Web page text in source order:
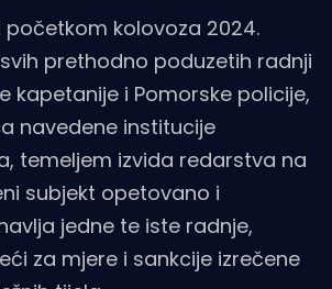
početkom kolovoza 2024.
prethodno poduzetih radnji
kapetanije i Pomorske policije,
navedene institucije
temeljem izvida redarstva na
subjekt opetovano i
jedne te iste radnje,
za mjere i sankcije izrečene